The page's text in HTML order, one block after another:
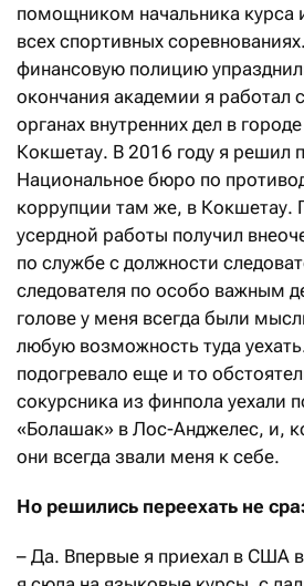
помощником начальника курса
всех спортивных
финансовую полицию
окончания академии я работал
органах внутренних дел в
Кокшетау. В 2016 году я решил
Национальное бюро по
коррупции там же, в Кокшетау.
усердной работы получил
по службе с должности
следователя по особо важным
голове у меня всегда были
любую возможность туда
подогревало еще и то
сокурсника из финпола уехали
«Болашак» в Лос-Анджелес, и,
они всегда звали меня к себе.
Но решились переехать не
– Да. Впервые я приехал в США